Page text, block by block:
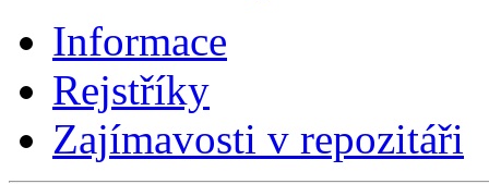
Informace
Rejstříky
Zajímavosti v repozitáři